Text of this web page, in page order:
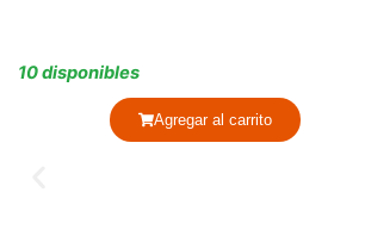
10 disponibles
Agregar al carrito